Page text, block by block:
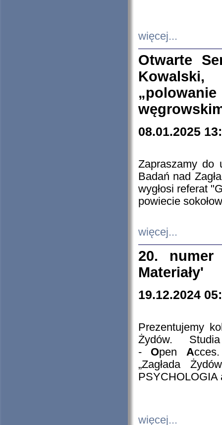
więcej...
Otwarte
08.01.2025
Zapraszamy do
Badań nad
wygłosi referat
powiecie
więcej...
20. numer
Materiały'
19.12.2024
Prezentujemy
Żydów.
- Open A
„Zagłada
PSYCHOLOGIA
więcej...